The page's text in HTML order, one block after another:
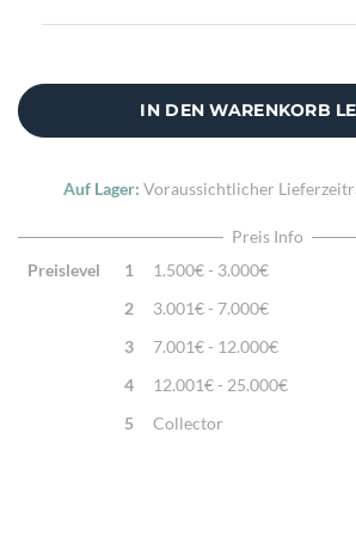
IN DEN WARENKORB
Auf Lager: Voraussichtlicher
Preis Info
Preislevel
1
1.500€ - 3.000€
2
3.001€ - 7.000€
3
7.001€ - 12.000€
4
12.001€ - 25.000€
5
Collector